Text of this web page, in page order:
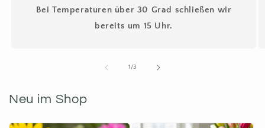
Bei Temperaturen über 30 Grad schließen wir
bereits um 15 Uhr.
1/von
3
Neu im Shop